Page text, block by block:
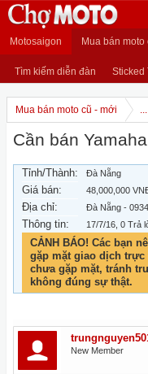
Motosaigon Mua bán moto
Tìm kiếm diễn đàn Sticked
Mua bán moto cũ - mới ...
Cần bán
Tỉnh/Thành: Đà Nẵng
Giá bán: 48,000,000
Địa chỉ: Đà Nẵng -
Thông tin: 17/7/16 , 0 Trả
CẢNH BÁO! Các bạn
gặp mặt giao dịch trực
chưa gặp mặt, tránh
không đúng sự thật.
New Member